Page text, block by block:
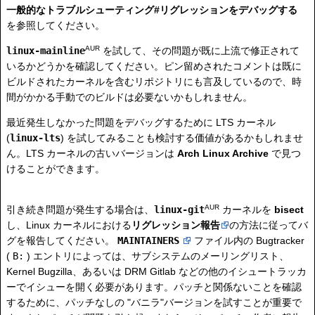
一般的なトラブルシューティング#リグレッションをデバッグする
を参照してください。
linux-mainlineAUR を試して、その問題が既に上流で修正されて
いるかどうかを確認してください。ピン留めされたコメントは既に
ビルドされたカーネルを含むリポジトリにも言及しているので、時
間がかかる手動でのビルドは必要ないかもしれません。
最近発生しなかった問題をデバッグするために LTS カーネル
(linux-lts) を試してみることも検討する価値があるかもしれませ
ん。LTS カーネルの古いバージョンは Arch Linux Archive で見つ
けることができます。
引き続き問題が発生する場合は、 linux-gitAUR カーネルを bisect
し、Linux カーネルにおける リグレッション報告
の方法に従ってバ
グを報告してください。
MAINTAINERS
ファイル内の Bugtracker
( B: ) エントリによっては、サブシステムのメーリングリスト、
Kernel Bugzilla、あるいは DRM Gitlab などの他のイシュートラッカ
ーでイシューを開く必要があります。パッチと関係ないことを確認
するために、パッチなしの "バニラ"バージョンを試すことが重要で